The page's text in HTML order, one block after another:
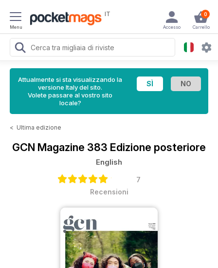
Menu
IT 0
Carrello
Accesso
Attualmente si sta visualizzando la
versione Italy del sito.
Volete passare al vostro sito
locale?
< Ultima edizione
GCN Magazine 383 Edizione posteriore
English
7
Recensioni